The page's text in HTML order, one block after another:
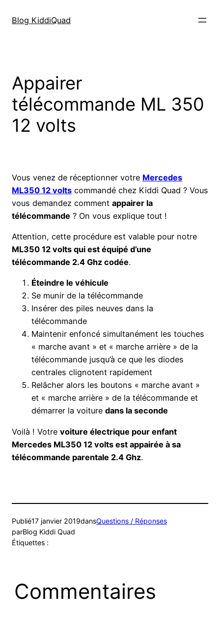
Blog KiddiQuad
Appairer
télécommande ML 350
12 volts
Vous venez de réceptionner votre Mercedes
ML350 12 volts commandé chez Kiddi Quad ? Vous
vous demandez comment appairer la
télécommande ? On vous explique tout !
Attention, cette procédure est valable pour notre
ML350 12 volts qui est équipé d’une
télécommande 2.4 Ghz codée.
Éteindre le véhicule
Se munir de la télécommande
Insérer des piles neuves dans la
télécommande
Maintenir enfoncé simultanément les touches
« marche avant » et « marche arrière » de la
télécommande jusqu’à ce que les diodes
centrales clignotent rapidement
Relâcher alors les boutons « marche avant »
et « marche arrière » de la télécommande et
démarrer la voiture dans la seconde
Voilà ! Votre voiture électrique pour enfant
Mercedes ML350 12 volts est appairée à sa
télécommande parentale 2.4 Ghz.
Publié17 janvier 2019dansQuestions / Réponses
parBlog Kiddi Quad
Étiquettes :
Commentaires